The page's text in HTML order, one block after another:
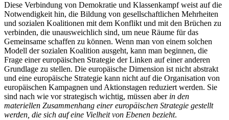
Diese Verbindung von Demokratie und Klassenkampf weist auf die
Notwendigkeit hin, die Bildung von gesellschaftlichen Mehrheiten
und sozialen Koalitionen mit dem Konflikt und mit den Brüchen zu
verbinden, die unausweichlich sind, um neue Räume für das
Gemeinsame schaffen zu können. Wenn man von einem solchen
Modell der sozialen Koalition ausgeht, kann man beginnen, die
Frage einer europäischen Strategie der Linken auf einer anderen
Grundlage zu stellen. Die europäische Dimension ist nicht abstrakt
und eine europäische Strategie kann nicht auf die Organisation von
europäischen Kampagnen und Aktionstagen reduziert werden. Sie
sind nach wie vor strategisch wichtig, müssen aber in den
materiellen Zusammenhang einer europäischen Strategie gestellt
werden, die sich auf eine Vielheit von Ebenen bezieht.